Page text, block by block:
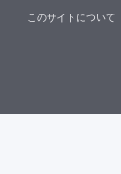
このサイトについて